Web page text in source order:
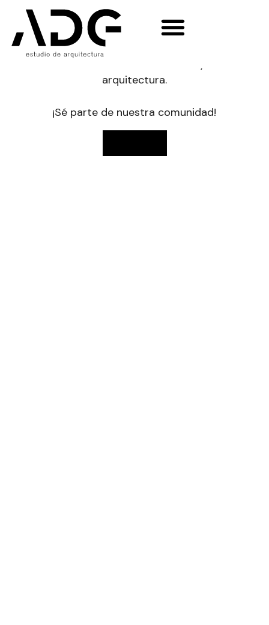
NOVEDADES
Enterate del día a día de tu obra,
lanzamientos de nuevos proyectos,
arquitectura.
¡Sé parte de nuestra comunidad!